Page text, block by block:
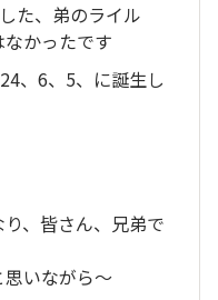
た、弟のライル
かったです
、6、5、に誕生し
、皆さん、兄弟で
いながら～